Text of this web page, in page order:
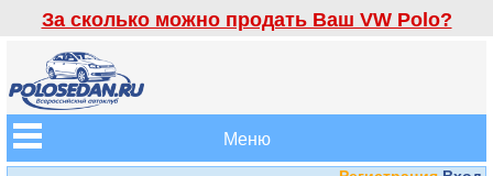
За сколько можно продать Ваш VW Polo?
Меню